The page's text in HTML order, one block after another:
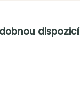
dispozicí